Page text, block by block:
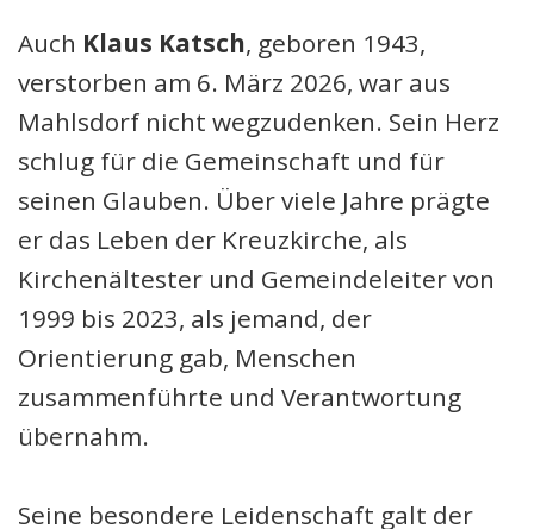
Auch Klaus Katsch, geboren 1943,
verstorben am 6. März 2026, war aus
Mahlsdorf nicht wegzudenken. Sein Herz
schlug für die Gemeinschaft und für
seinen Glauben. Über viele Jahre prägte
er das Leben der Kreuzkirche, als
Kirchenältester und Gemeindeleiter von
1999 bis 2023, als jemand, der
Orientierung gab, Menschen
zusammenführte und Verantwortung
übernahm.
Seine besondere Leidenschaft galt der